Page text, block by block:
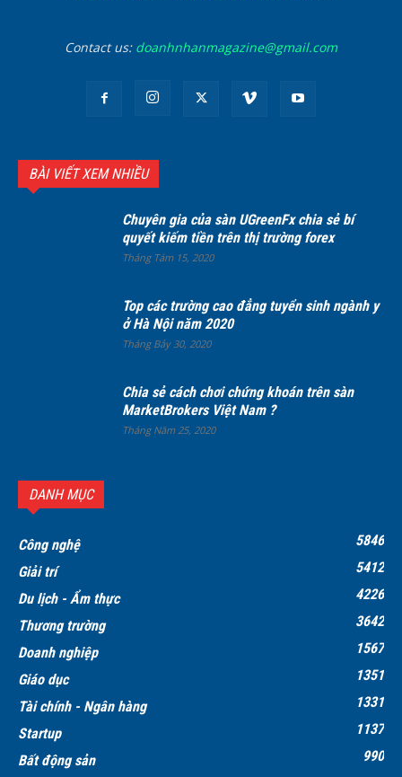
Contact us: doanhnhanmagazine@gmail.com
BÀI VIẾT XEM NHIỀU
Chuyên gia của sàn UGreenFx chia sẻ bí
quyết kiếm tiền trên thị trường forex
Tháng Tám 15, 2020
Top các trường cao đẳng tuyển sinh ngành y
ở Hà Nội năm 2020
Tháng Bảy 30, 2020
Chia sẻ cách chơi chứng khoán trên sàn
MarketBrokers Việt Nam ?
Tháng Năm 25, 2020
DANH MỤC
Công nghệ
5846
Giải trí
5412
Du lịch - Ẩm thực
4226
Thương trường
3642
Doanh nghiệp
1567
Giáo dục
1351
Tài chính - Ngân hàng
1331
Startup
1137
Bất động sản
990